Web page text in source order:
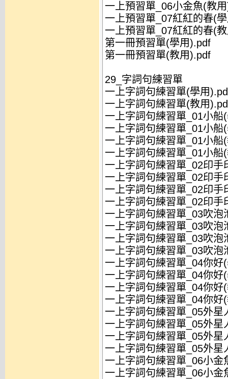
一上預習單_06小金魚(教
一上預習單_07紅紅的春(
一上預習單_07紅紅的春(
第一冊預習單(學用).pdf
第一冊預習單(教用).pdf
29_字詞句練習單
一上字詞句練習單(學用
一上字詞句練習單(教用
一上字詞句練習單_01小船
一上字詞句練習單_01小船
一上字詞句練習單_01小船
一上字詞句練習單_01小船
一上字詞句練習單_02印手
一上字詞句練習單_02印手
一上字詞句練習單_02印手
一上字詞句練習單_02印手
一上字詞句練習單_03吹泡
一上字詞句練習單_03吹泡
一上字詞句練習單_03吹泡
一上字詞句練習單_03吹泡
一上字詞句練習單_04你好
一上字詞句練習單_04你好
一上字詞句練習單_04你好
一上字詞句練習單_04你好
一上字詞句練習單_05外星
一上字詞句練習單_05外星
一上字詞句練習單_05外星
一上字詞句練習單_05外星
一上字詞句練習單_06小金
一上字詞句練習單_06小金